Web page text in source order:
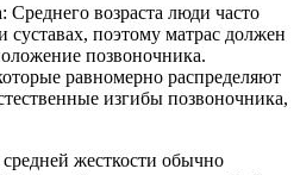
возраста люди часто
поэтому матрас должен
позвоночника.
равномерно распределяют
изгибы позвоночника,
жесткости обычно